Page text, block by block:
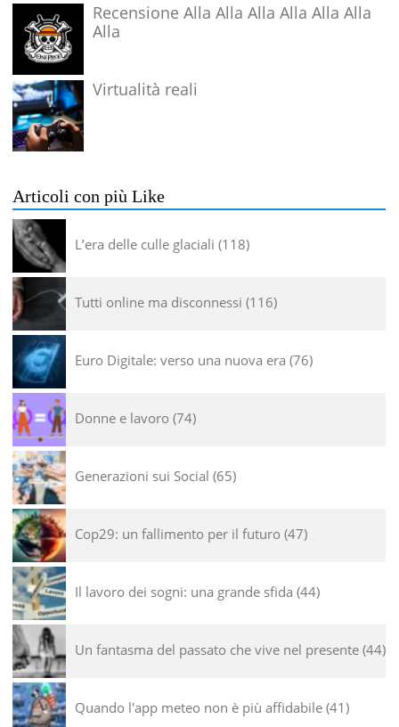
Recensione Alla Alla Alla Alla Alla Alla
Alla
Virtualità reali
Articoli con più Like
L’era delle culle glaciali 118
Tutti online ma disconnessi 116
Euro Digitale: verso una nuova era 76
Donne e lavoro 74
Generazioni sui Social 65
Cop29: un fallimento per il futuro 47
Il lavoro dei sogni: una grande sfida 44
Un fantasma del passato che vive nel presente 44
Quando l'app meteo non è più affidabile 41